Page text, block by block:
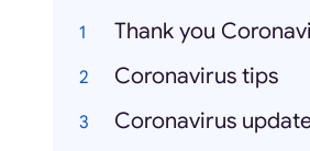
Thank you
Coronavirus tips
Coronavirus